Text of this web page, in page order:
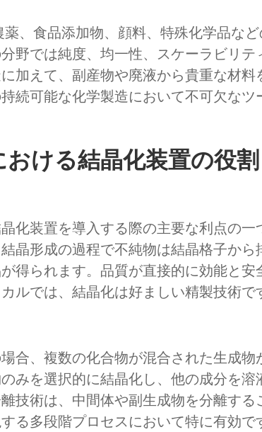
薬、食品添加物、顔料、特殊化学品な
野では純度、均一性、スケーラビリテ
加えて、副産物や廃液から貴重な材料
続可能な化学製造において不可欠なツ
ける結晶化装置の役割
化装置を導入する際の主要な利点の一
晶形成の過程で不純物は結晶格子から
得られます。品質が直接的に効能と安
ルでは、結晶化は好ましい精製技術で
合、複数の化合物が混合された生成物
みを選択的に結晶化し、他の成分を溶
技術は、中間体や副生成物を分離する
る多段階プロセスにおいて特に有効で